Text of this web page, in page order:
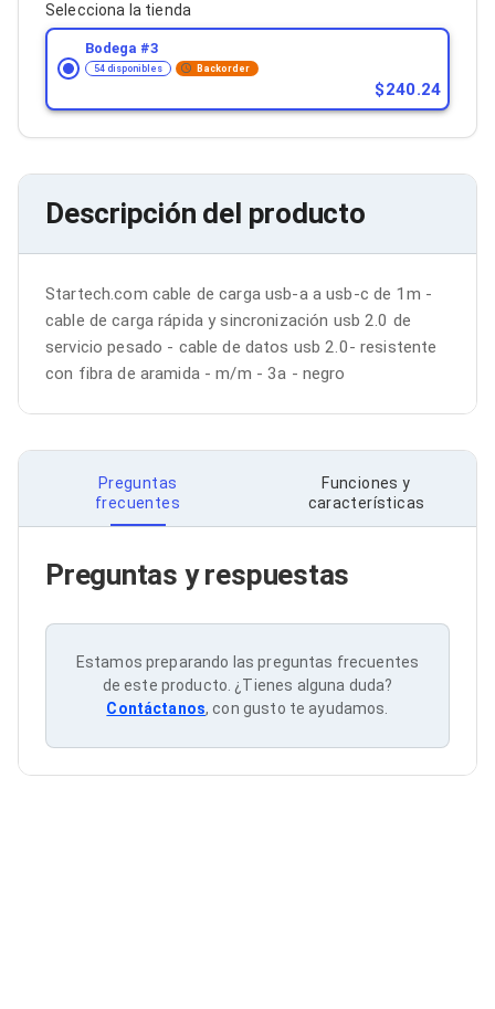
Adaptadores PC Teclado
Bluetooth
Adaptadores Video
Adaptadores Video DisplayPort
Divisores de Video
Extensores y Receptores de Vídeo
Adaptadores Video VGA / HD15
Repetidores USB
Adaptadores Audio
Adaptadores Audio AUX
Dispositivos de Entrada
Mouse
Mousepads
Teclados
Controles de Juego para PC
Accesorios para Servidores
Racks y Gabinetes
Charolas para Racks y Gabinetes
Cableado Estructurado para Servidores
Fuentes de Poder
Enfriamiento para Servidores
Sistemas Operativos para Servidores
Servidores
Soportes de Datos
Discos Duros / SSD / NAS
Accesorios para Discos Duros
Gabinetes de Discos Duros
Selecciona la tienda
Bodega #3
54 disponibles Backorder
240.24
Descripción del producto
Startech.com cable de carga usb-a a usb-c de 1m -
cable de carga rápida y sincronización usb 2.0 de
servicio pesado - cable de datos usb 2.0- resistente
con fibra de aramida - m/m - 3a - negro
Preguntas
frecuentes
Funciones y
características
Preguntas y respuestas
Estamos preparando las preguntas frecuentes
de este producto. ¿Tienes alguna duda?
Contáctanos, con gusto te ayudamos.